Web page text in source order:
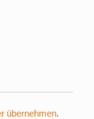
übernehmen.